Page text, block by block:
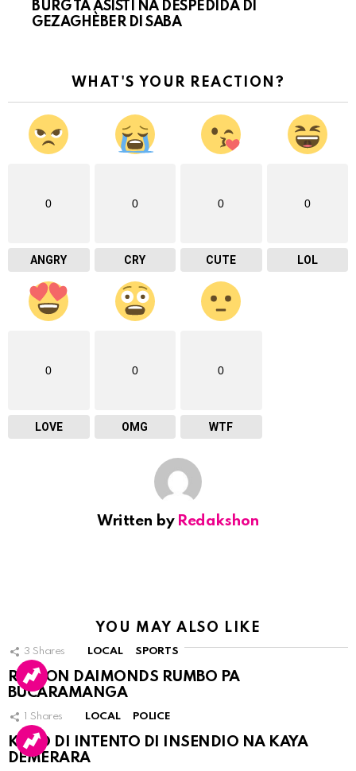
BURG TA ASISTÍ NA DESPEDIDA DI
GEZAGHÈBER DI SABA
WHAT'S YOUR REACTION?
0
ANGRY
0
CRY
0
CUTE
0
LOL
0
LOVE
0
OMG
0
WTF
Written by Redakshon
YOU MAY ALSO LIKE
3 Shares LOCAL SPORTS
RINCON DAIMONDS RUMBO PA
BUCARAMANGA
1 Shares LOCAL POLICE
KASO DI INTENTO DI INSENDIO NA KAYA
DEMERARA